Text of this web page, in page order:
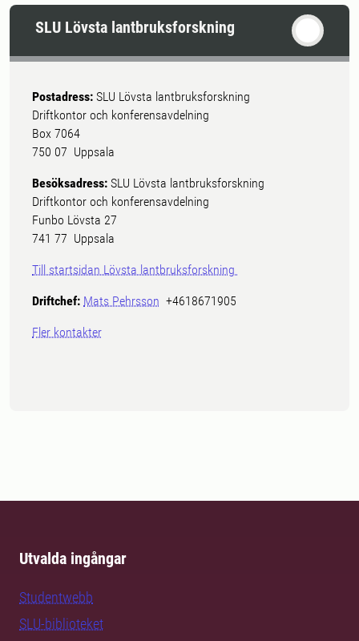
SLU Lövsta lantbruksforskning
Postadress: SLU Lövsta lantbruksforskning
Driftkontor och konferensavdelning
Box 7064
750 07 Uppsala
Besöksadress: SLU Lövsta lantbruksforskning
Driftkontor och konferensavdelning
Funbo Lövsta 27
741 77 Uppsala
Till startsidan Lövsta lantbruksforskning
Driftchef: Mats Pehrsson +4618671905
Fler kontakter
Utvalda ingångar
Studentwebb
SLU-biblioteket